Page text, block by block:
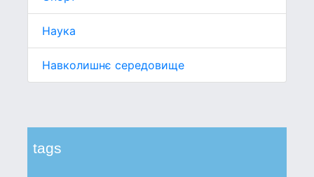
Наука
Навколишнє середовище
tags